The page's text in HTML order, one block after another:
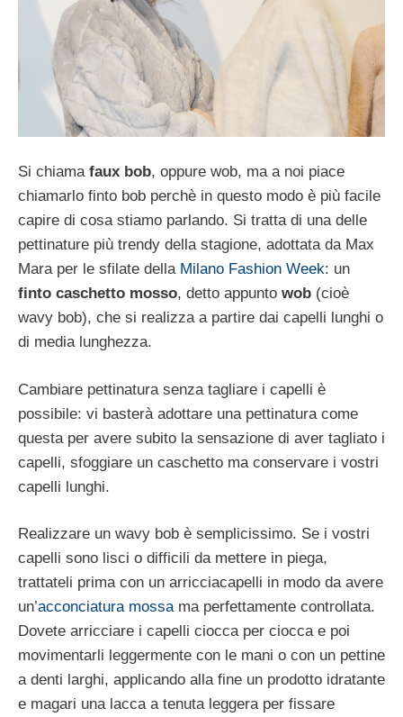
Si chiama faux bob, oppure wob, ma a noi piace
chiamarlo finto bob perchè in questo modo è più facile
capire di cosa stiamo parlando. Si tratta di una delle
pettinature più trendy della stagione, adottata da Max
Mara per le sfilate della Milano Fashion Week: un
finto caschetto mosso, detto appunto wob (cioè
wavy bob), che si realizza a partire dai capelli lunghi o
di media lunghezza.
Cambiare pettinatura senza tagliare i capelli è
possibile: vi basterà adottare una pettinatura come
questa per avere subito la sensazione di aver tagliato i
capelli, sfoggiare un caschetto ma conservare i vostri
capelli lunghi.
Realizzare un wavy bob è semplicissimo. Se i vostri
capelli sono lisci o difficili da mettere in piega,
trattateli prima con un arricciacapelli in modo da avere
un’acconciatura mossama perfettamente controllata.
Dovete arricciare i capelli ciocca per ciocca e poi
movimentarli leggermente con le mani o con un pettine
a denti larghi, applicando alla fine un prodotto idratante
e magari una lacca a tenuta leggera per fissare